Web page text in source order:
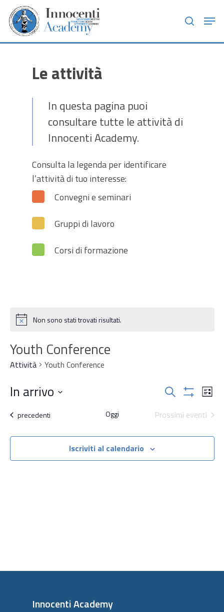
Skip
main
search
Le attività
In questa pagina puoi
consultare tutte le attività di
Innocenti Academy.
Consulta la legenda per identificare
l’attività di tuo interesse:
Convegni e seminari
Gruppi di lavoro
Corsi di formazione
NoticeNon sono stati trovati risultati.
Youth Conference
Attività Youth Conference
Attività
Ricerca
e
Cerca Lista
In arrivo
la
data.
Attività
precedenti Oggi Prossimi eventi
Iscriviti al calendario
Innocenti Academy